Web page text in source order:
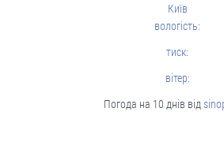
Київ
вологість:
тиск:
вітер:
Погода на 10 днів від